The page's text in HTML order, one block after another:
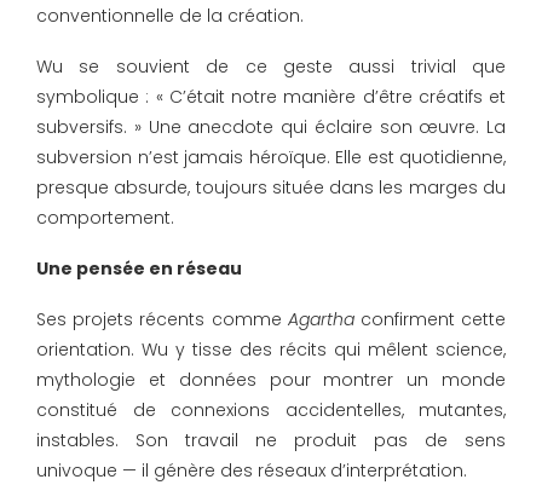
conventionnelle de la création.
Wu se souvient de ce geste aussi trivial que
symbolique : « C’était notre manière d’être créatifs et
subversifs. » Une anecdote qui éclaire son œuvre. La
subversion n’est jamais héroïque. Elle est quotidienne,
presque absurde, toujours située dans les marges du
comportement.
Une pensée en réseau
Ses projets récents comme Agarthaconfirment cette
orientation. Wu y tisse des récits qui mêlent science,
mythologie et données pour montrer un monde
constitué de connexions accidentelles, mutantes,
instables. Son travail ne produit pas de sens
univoque — il génère des réseaux d’interprétation.